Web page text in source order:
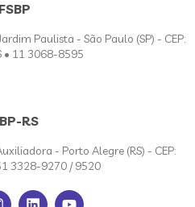
FSBP
Paulista - São Paulo (SP) - CEP:
11 3068-8595
RS
- Porto Alegre (RS) - CEP:
3328-9270 / 9520